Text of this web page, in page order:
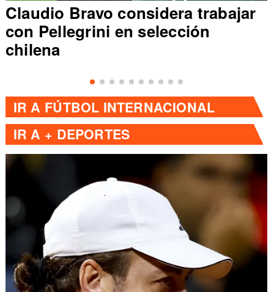
Claudio Bravo considera trabajar
con Pellegrini en selección
chilena
IR A FÚTBOL INTERNACIONAL
IR A + DEPORTES